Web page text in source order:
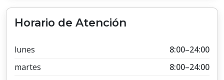
Horario de Atención
lunes
8:00–24:00
martes
8:00–24:00